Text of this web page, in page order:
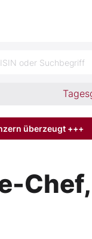
oder Suchbegriff
überzeugt +++